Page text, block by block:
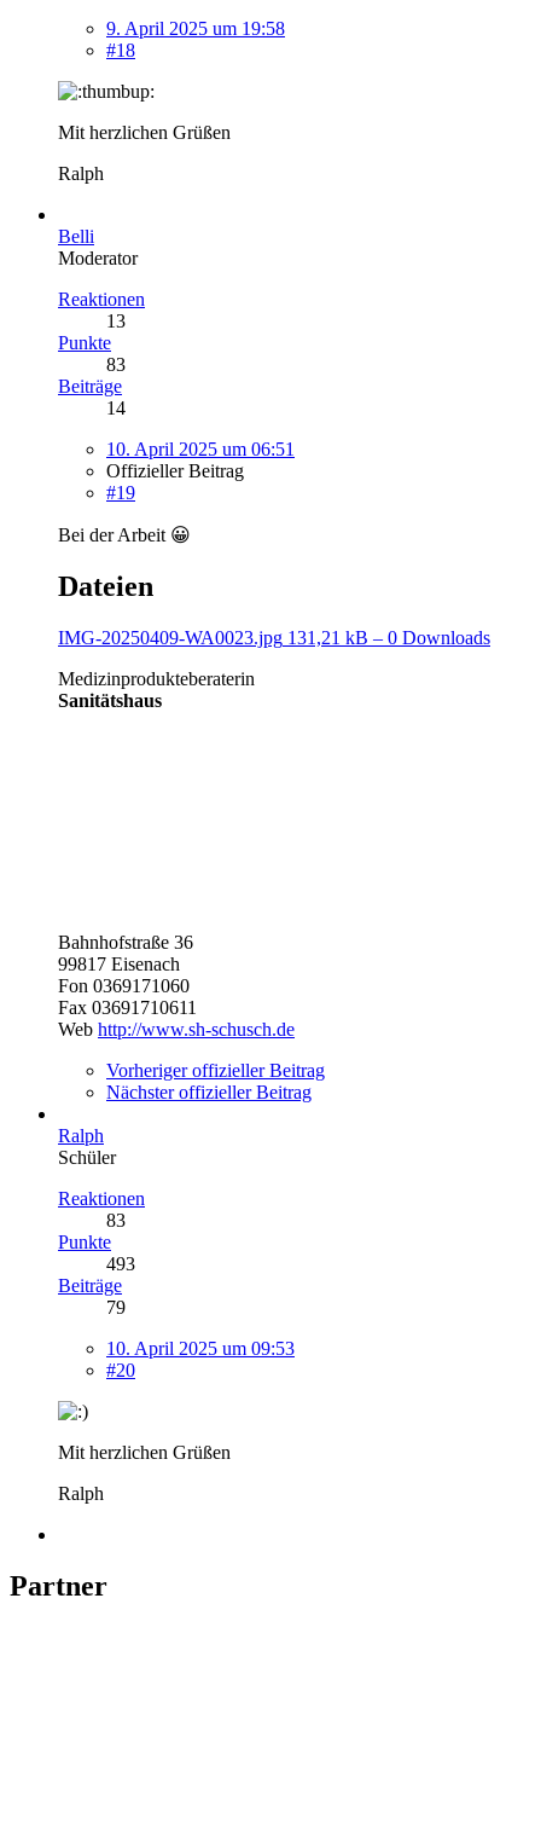
9. April 2025 um 19:58
#18
Mit herzlichen Grüßen
Ralph
Belli
Moderator
Reaktionen
13
Punkte
83
Beiträge
14
10. April 2025 um 06:51
Offizieller Beitrag
#19
Bei der Arbeit 😀
Dateien
IMG-20250409-WA0023.jpg 131,21 kB – 0 Downloads
Medizinprodukteberaterin
Sanitätshaus
Bahnhofstraße 36
99817 Eisenach
Fon 0369171060
Fax 03691710611
Web http://www.sh-schusch.de
Vorheriger offizieller Beitrag
Nächster offizieller Beitrag
Ralph
Schüler
Reaktionen
83
Punkte
493
Beiträge
79
10. April 2025 um 09:53
#20
Mit herzlichen Grüßen
Ralph
Partner